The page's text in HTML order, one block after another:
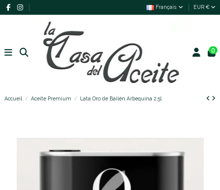
Français EUR €
0
Accueil Aceite Premium Lata Oro de Bailén Arbequina 2.5l